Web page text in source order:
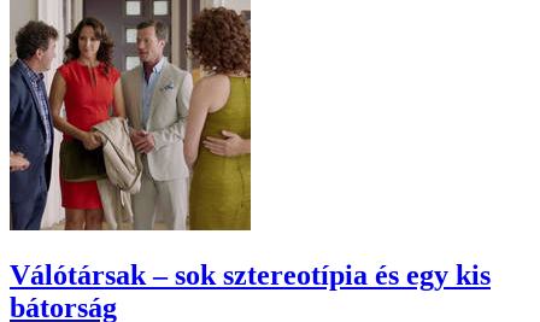
Válótársak – sok sztereotípia és egy kis
bátorság